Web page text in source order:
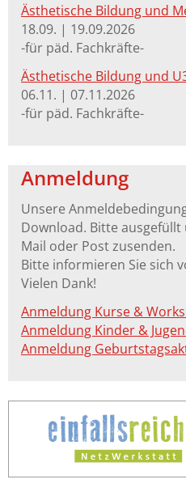
Ästhetische Bildung und
18.09. | 19.09.2026
-für päd. Fachkräfte-
Ästhetische Bildung und
06.11. | 07.11.2026
-für päd. Fachkräfte-
Anmeldung
Unsere
Download. Bitte
Mail oder Post zusenden.
Bitte informieren Sie sich
Vielen Dank!
Anmeldung Kurse &
Anmeldung Kinder &
Anmeldung